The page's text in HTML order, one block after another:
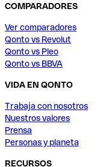
COMPARADORES
Ver comparadores
Qonto vs Revolut
Qonto vs Pleo
Qonto vs BBVA
VIDA EN QONTO
Trabaja con nosotros
Nuestros valores
Prensa
Personas y planeta
RECURSOS